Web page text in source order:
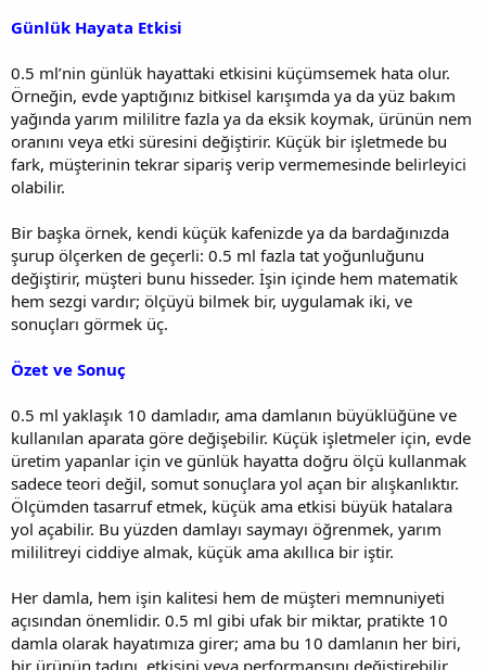
Günlük Hayata Etkisi
0.5 ml’nin günlük hayattaki etkisini küçümsemek hata olur.
Örneğin, evde yaptığınız bitkisel karışımda ya da yüz bakım
yağında yarım mililitre fazla ya da eksik koymak, ürünün nem
oranını veya etki süresini değiştirir. Küçük bir işletmede bu
fark, müşterinin tekrar sipariş verip vermemesinde belirleyici
olabilir.
Bir başka örnek, kendi küçük kafenizde ya da bardağınızda
şurup ölçerken de geçerli: 0.5 ml fazla tat yoğunluğunu
değiştirir, müşteri bunu hisseder. İşin içinde hem matematik
hem sezgi vardır; ölçüyü bilmek bir, uygulamak iki, ve
sonuçları görmek üç.
Özet ve Sonuç
0.5 ml yaklaşık 10 damladır, ama damlanın büyüklüğüne ve
kullanılan aparata göre değişebilir. Küçük işletmeler için, evde
üretim yapanlar için ve günlük hayatta doğru ölçü kullanmak
sadece teori değil, somut sonuçlara yol açan bir alışkanlıktır.
Ölçümden tasarruf etmek, küçük ama etkisi büyük hatalara
yol açabilir. Bu yüzden damlayı saymayı öğrenmek, yarım
mililitreyi ciddiye almak, küçük ama akıllıca bir iştir.
Her damla, hem işin kalitesi hem de müşteri memnuniyeti
açısından önemlidir. 0.5 ml gibi ufak bir miktar, pratikte 10
damla olarak hayatımıza girer; ama bu 10 damlanın her biri,
bir ürünün tadını, etkisini veya performansını değiştirebilir.